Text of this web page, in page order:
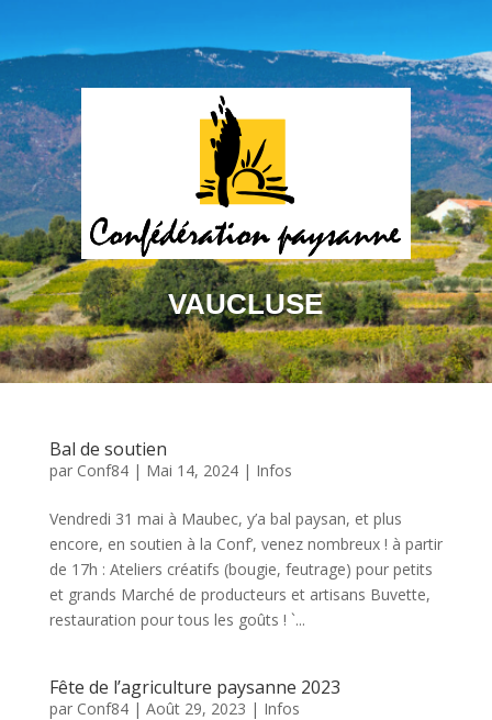
VAUCLUSE
Bal de soutien
par Conf84| Mai 14, 2024| Infos
Vendredi 31 mai à Maubec, y’a bal paysan, et plus
encore, en soutien à la Conf’, venez nombreux ! à partir
de 17h : Ateliers créatifs (bougie, feutrage) pour petits
et grands Marché de producteurs et artisans Buvette,
restauration pour tous les goûts ! `...
Fête de l’agriculture paysanne 2023
par Conf84| Août 29, 2023 | Infos